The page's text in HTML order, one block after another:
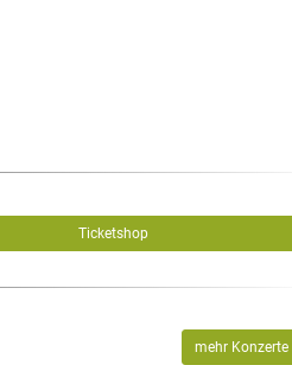
Ticketshop
mehr Konzerte